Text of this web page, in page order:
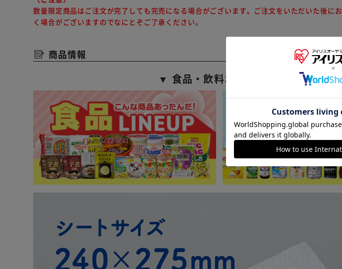
数量限定商品はご注文が完了しても完売になる場合がございます。ご注文をいただいた後に
く場合がございますのでなにとぞご了承ください。
商品情報
▼ 食品・飲料おすすめ ▼※ご確認ください